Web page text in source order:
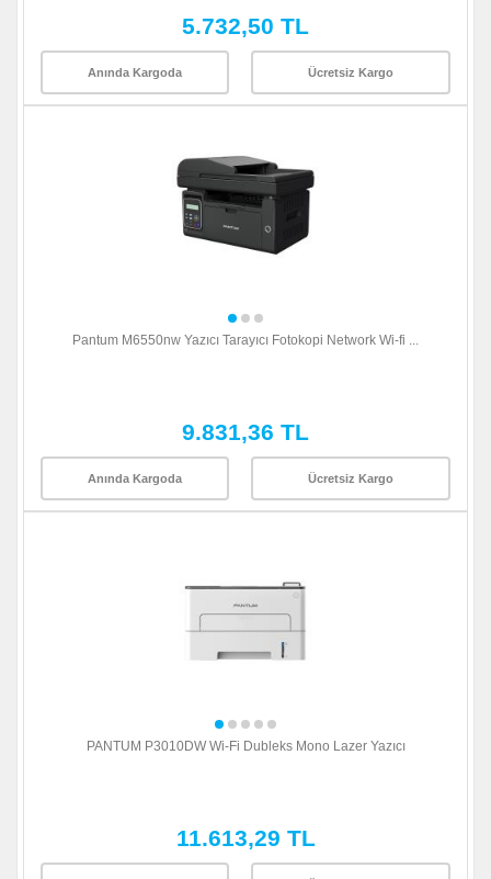
5.732,50 TL
Anında Kargoda Ücretsiz Kargo
Pantum M6550nw Yazıcı Tarayıcı Fotokopi Network Wi-fi ...
9.831,36 TL
Anında Kargoda Ücretsiz Kargo
PANTUM P3010DW Wi-Fi Dubleks Mono Lazer Yazıcı
11.613,29 TL